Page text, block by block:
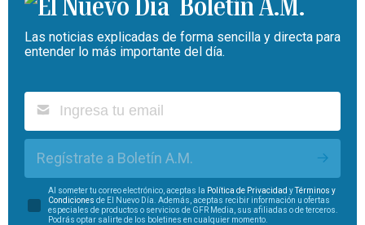
Boletín A.M.
Las noticias explicadas de forma sencilla y directa para
entender lo más importante del día.
Regístrate a Boletín A.M.
Al someter tu correo electrónico, aceptas la Política de Privacidad yTérminos y
Condiciones de El Nuevo Día. Además, aceptas recibir información u ofertas
especiales de productos o servicios de GFR Media, sus afiliadas o de terceros.
Podrás optar salirte de los boletines en cualquier momento.